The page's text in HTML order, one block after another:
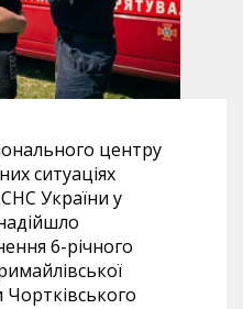
центру
ситуаціях
України у
6-річного
Чортківського